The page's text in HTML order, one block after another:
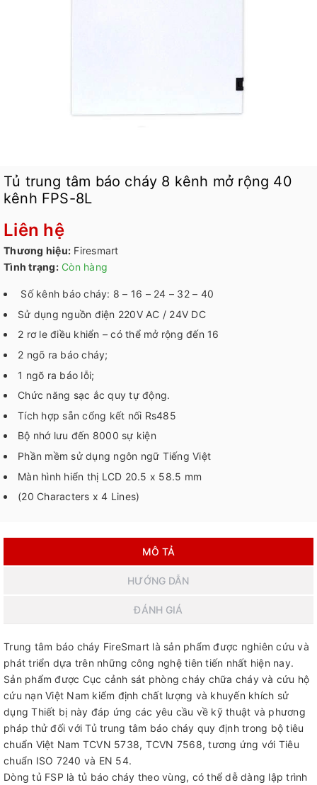
Tủ trung tâm báo cháy 8 kênh mở rộng 40
kênh FPS-8L
Liên hệ
Thương hiệu: Firesmart
Tình trạng: Còn hàng
Số kênh báo cháy: 8 – 16 – 24 – 32 – 40
Sử dụng nguồn điện 220V AC / 24V DC
2 rơ le điều khiển – có thể mở rộng đến 16
2 ngõ ra báo cháy;
1 ngõ ra báo lỗi;
Chức năng sạc ắc quy tự động.
Tích hợp sẵn cổng kết nối Rs485
Bộ nhớ lưu đến 8000 sự kiện
Phần mềm sử dụng ngôn ngữ Tiếng Việt
Màn hình hiển thị LCD 20.5 x 58.5 mm
(20 Characters x 4 Lines)
MÔ TẢ
HƯỚNG DẪN
ĐÁNH GIÁ
Trung tâm báo cháy FireSmart là sản phẩm được nghiên cứu và
phát triển dựa trên những công nghệ tiên tiến nhất hiện nay.
Sản phẩm được Cục cảnh sát phòng cháy chữa cháy và cứu hộ
cứu nạn Việt Nam kiểm định chất lượng và khuyến khích sử
dụng Thiết bị này đáp ứng các yêu cầu về kỹ thuật và phương
pháp thử đối với Tủ trung tâm báo cháy quy định trong bộ tiêu
chuẩn Việt Nam TCVN 5738, TCVN 7568, tương ứng với Tiêu
chuẩn ISO 7240 và EN 54.
Dòng tủ FSP là tủ báo cháy theo vùng, có thể dễ dàng lập trình